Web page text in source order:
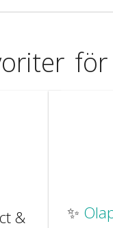
&
✨